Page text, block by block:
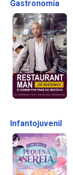
Gastronomia
Infantojuvenil